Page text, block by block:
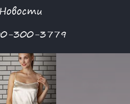
Новости
300-3779